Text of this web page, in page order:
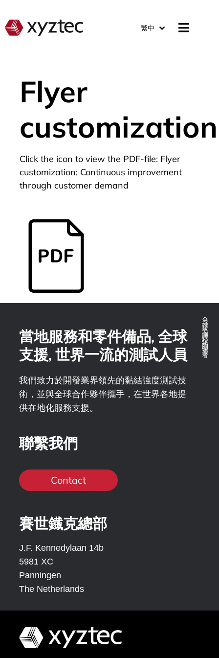
繁中
Flyer
customization
Click the icon to view the PDF-file: Flyer
customization; Continuous improvement
through customer demand
全球推拉力測試技術的領導者
當地服務和零件備品, 全球
支援, 世界一流的測試人員
我們致力於開發業界領先的黏結強度測試技
術，並與全球合作夥伴攜手，在世界各地提
供在地化服務支援。
聯繫我們
Contact
賽世鐡克總部
J.F. Kennedylaan 14b
5981 XC
Panningen
The Netherlands